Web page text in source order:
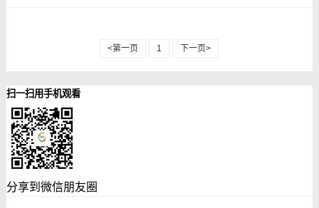
<第一页 1 下一页>
扫一扫用手机观看
分享到微信朋友圈